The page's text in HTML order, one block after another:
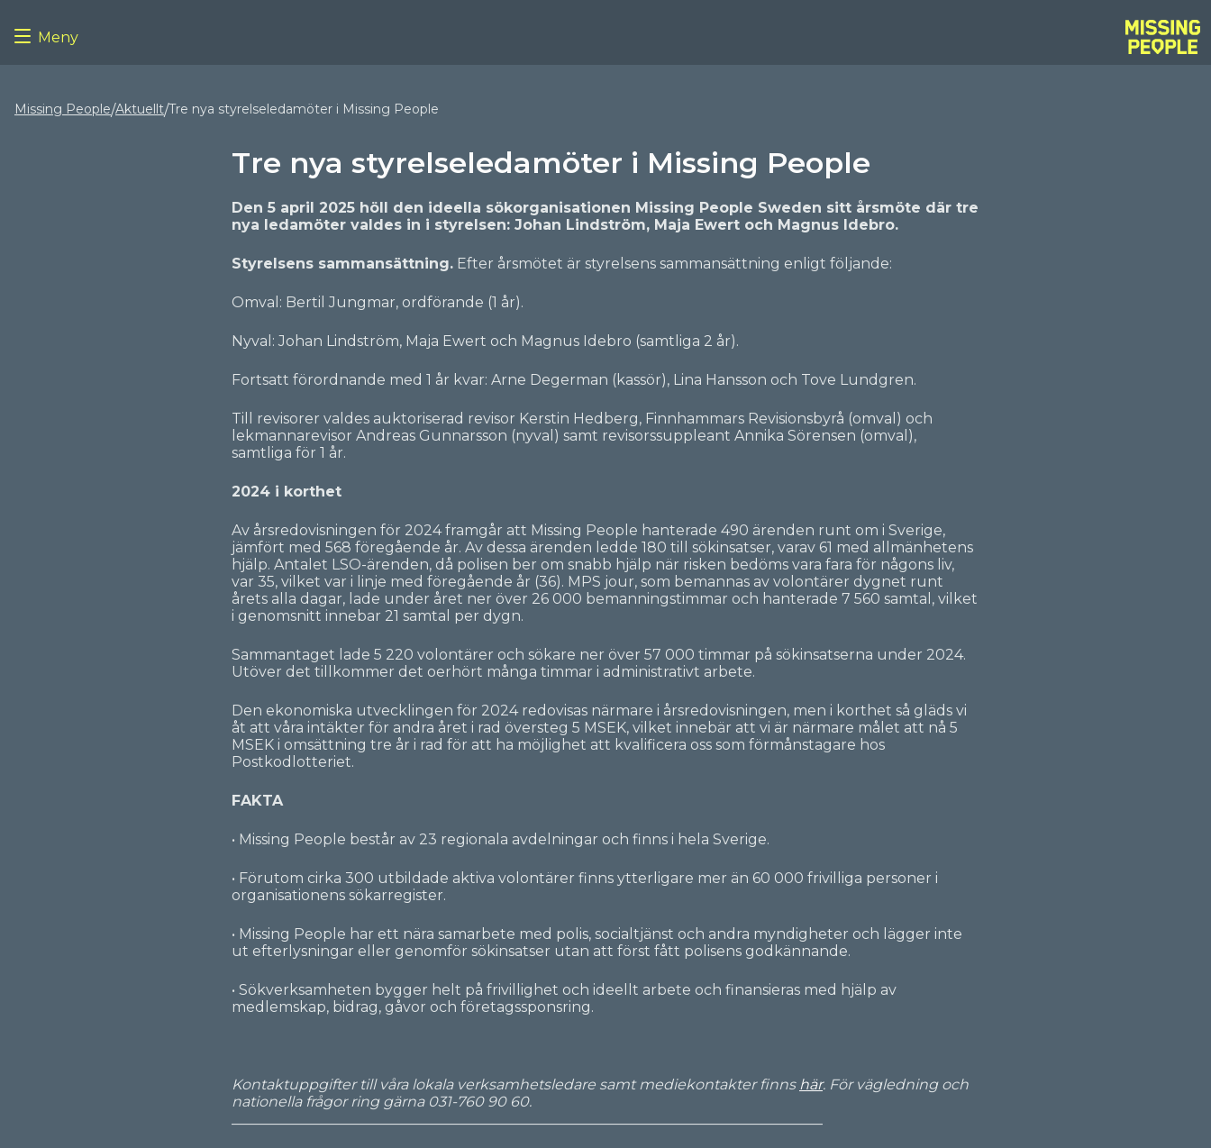
Meny
Missing People/Aktuellt/Tre nya styrelseledamöter i Missing People
10/04/2025
Tre nya styrelseledamöter i Missing People
Den 5 april 2025 höll den ideella sökorganisationen Missing People Sweden sitt årsmöte där tre
nya ledamöter valdes in i styrelsen: Johan Lindström, Maja Ewert och Magnus Idebro.
Styrelsens sammansättning. Efter årsmötet är styrelsens sammansättning enligt följande:
Omval: Bertil Jungmar, ordförande (1 år).
Nyval: Johan Lindström, Maja Ewert och Magnus Idebro (samtliga 2 år).
Fortsatt förordnande med 1 år kvar: Arne Degerman (kassör), Lina Hansson och Tove Lundgren.
Till revisorer valdes auktoriserad revisor Kerstin Hedberg, Finnhammars Revisionsbyrå (omval) och
lekmannarevisor Andreas Gunnarsson (nyval) samt revisorssuppleant Annika Sörensen (omval),
samtliga för 1 år.
2024 i korthet
Av årsredovisningen för 2024 framgår att Missing People hanterade 490 ärenden runt om i Sverige,
jämfört med 568 föregående år. Av dessa ärenden ledde 180 till sökinsatser, varav 61 med allmänhetens
hjälp. Antalet LSO-ärenden, då polisen ber om snabb hjälp när risken bedöms vara fara för någons liv,
var 35, vilket var i linje med föregående år (36). MPS jour, som bemannas av volontärer dygnet runt
årets alla dagar, lade under året ner över 26 000 bemanningstimmar och hanterade 7 560 samtal, vilket
i genomsnitt innebar 21 samtal per dygn.
Sammantaget lade 5 220 volontärer och sökare ner över 57 000 timmar på sökinsatserna under 2024.
Utöver det tillkommer det oerhört många timmar i administrativt arbete.
Den ekonomiska utvecklingen för 2024 redovisas närmare i årsredovisningen, men i korthet så gläds vi
åt att våra intäkter för andra året i rad översteg 5 MSEK, vilket innebär att vi är närmare målet att nå 5
MSEK i omsättning tre år i rad för att ha möjlighet att kvalificera oss som förmånstagare hos
Postkodlotteriet.
FAKTA
• Missing People består av 23 regionala avdelningar och finns i hela Sverige.
• Förutom cirka 300 utbildade aktiva volontärer finns ytterligare mer än 60 000 frivilliga personer i
organisationens sökarregister.
• Missing People har ett nära samarbete med polis, socialtjänst och andra myndigheter och lägger inte
ut efterlysningar eller genomför sökinsatser utan att först fått polisens godkännande.
• Sökverksamheten bygger helt på frivillighet och ideellt arbete och finansieras med hjälp av
medlemskap, bidrag, gåvor och företagssponsring.
Kontaktuppgifter till våra lokala verksamhetsledare samt mediekontakter finns här. För vägledning och
nationella frågor ring gärna 031-760 90 60.